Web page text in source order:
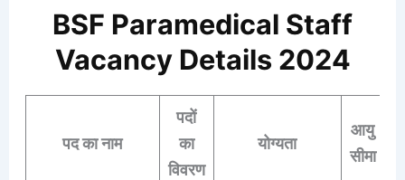
BSF Paramedical Staff
Vacancy Details 2024
पद का नाम
पदों
का
विवरण
योग्यता
आयु
सीमा